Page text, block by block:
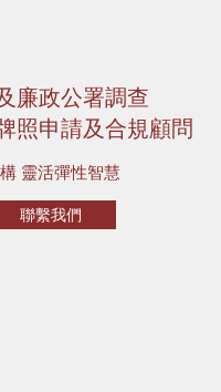
廉政公署調查
照申請及合規顧問
靈活彈性智慧
聯繫我們